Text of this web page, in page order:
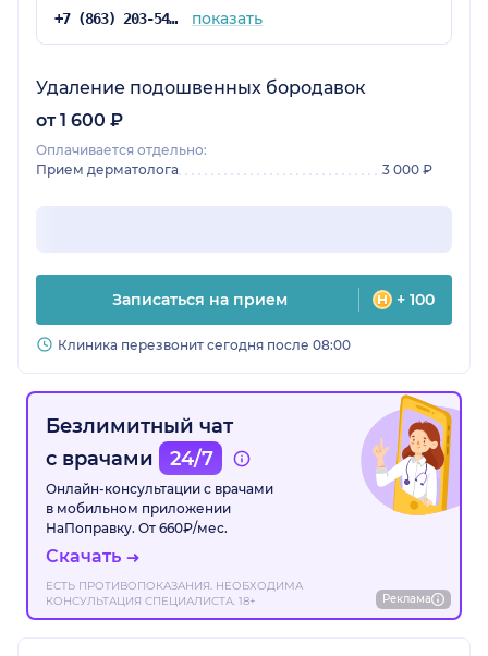
+7 (863) 203-54-50 показать
Удаление подошвенных бородавок
от 1 600 ₽
Оплачивается отдельно:
Прием дерматолога
3 000 ₽
Записаться на прием + 100
Клиника перезвонит сегодня после 08:00
Безлимитный чат
с врачами
24/7
Онлайн-консультации с врачами
в мобильном приложении
НаПоправку. От 660₽/мес.
Скачать
ЕСТЬ ПРОТИВОПОКАЗАНИЯ. НЕОБХОДИМА
КОНСУЛЬТАЦИЯ СПЕЦИАЛИСТА. 18+
Реклама